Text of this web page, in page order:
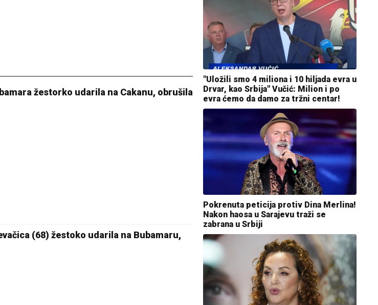
žestorko udarila na Cakanu, obrušila
(68) žestoko udarila na Bubamaru,
"Uložili smo 4 miliona i 10 hiljada evra u
Drvar, kao Srbija" Vučić: Milion i po
evra ćemo da damo za tržni centar!
Pokrenuta peticija protiv Dina Merlina!
Nakon haosa u Sarajevu traži se
zabrana u Srbiji